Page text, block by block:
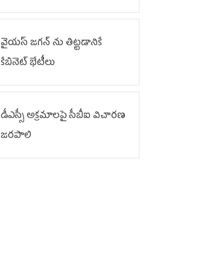
వైయ‌స్ జగన్‌ ను తిట్టడానికే
కేబినెట్‌ భేటీలు
డీఎస్సీ అక్రమాలపై సీబీఐ విచారణ
జరపాలి